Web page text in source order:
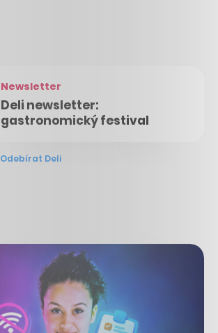
Newsletter
Deli newsletter:
gastronomický festival
Odebírat Deli